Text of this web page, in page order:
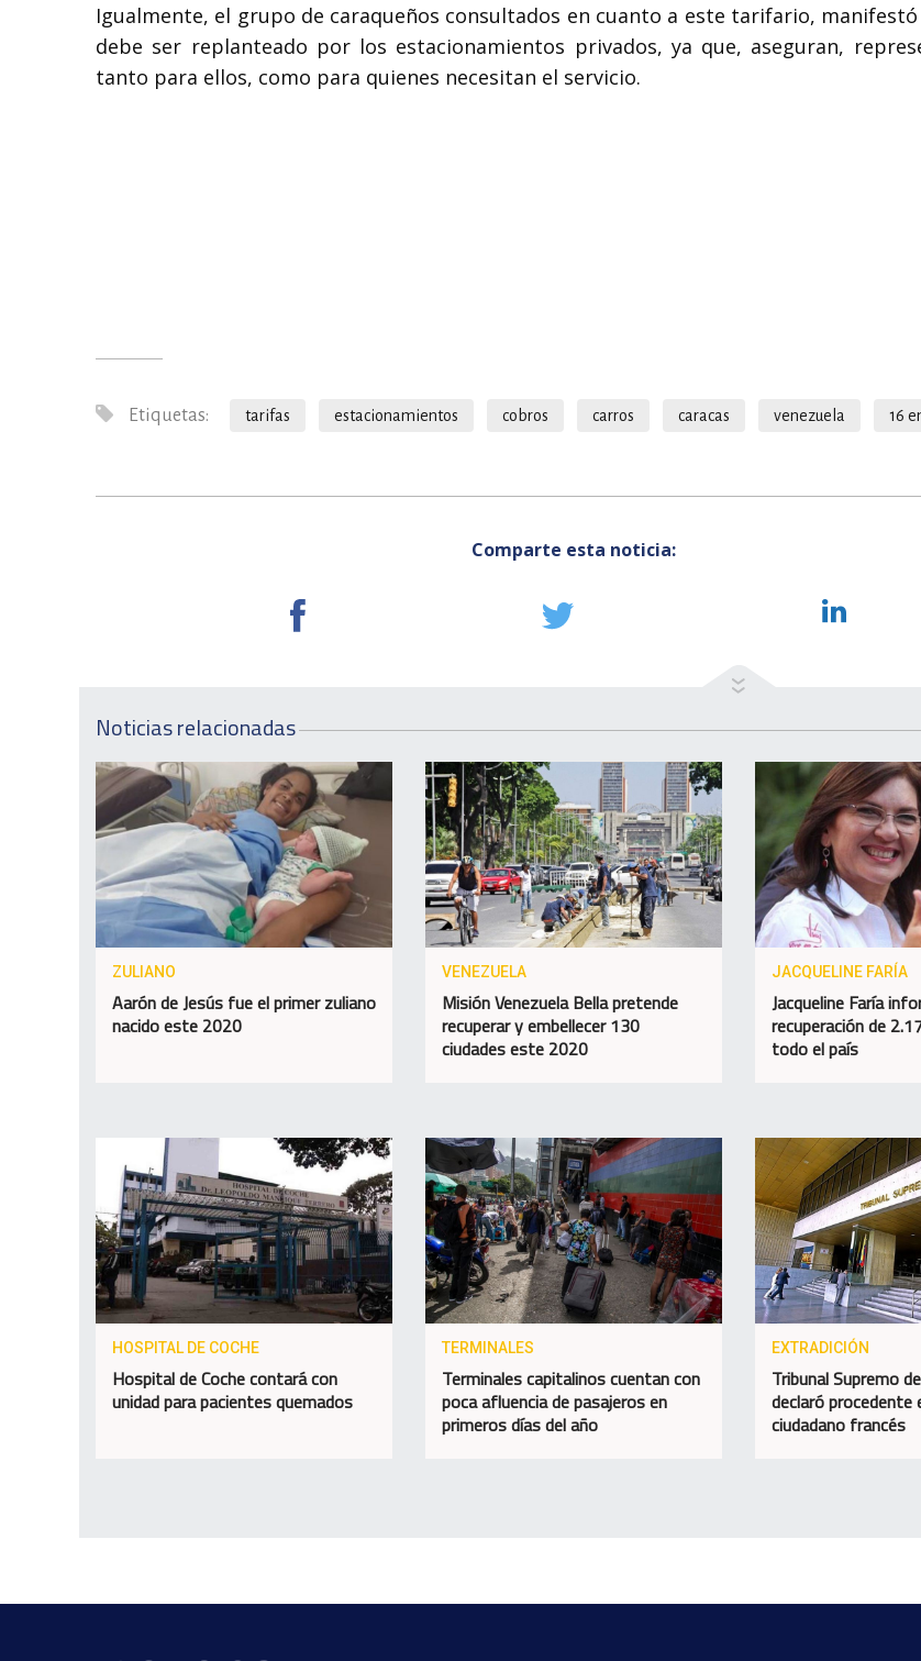
Igualmente, el grupo de caraqueños consultados en cuanto a este tarifario,
debe ser replanteado por los estacionamientos privados, ya que, aseguran,
tanto para ellos, como para quienes necesitan el servicio.
Etiquetas: tarifas estacionamientos cobros carros caracas venezuela 16
Comparte esta noticia:
Noticias relacionadas
ZULIANO
Aarón de Jesús fue el primer zuliano
nacido este 2020
VENEZUELA
Misión Venezuela Bella pretende
recuperar y embellecer 130
ciudades este 2020
JACQUELINE FARÍA
Jacqueline Faría
recuperación de
todo el país
HOSPITAL DE COCHE
Hospital de Coche contará con
unidad para pacientes quemados
TERMINALES
Terminales capitalinos cuentan con
poca afluencia de pasajeros en
primeros días del año
EXTRADICIÓN
Tribunal Supremo
declaró procedente
ciudadano francés